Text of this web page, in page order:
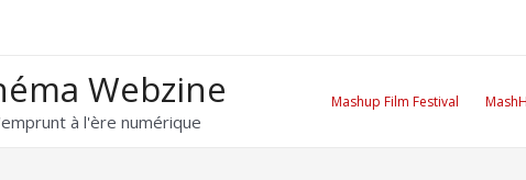
Webzine
à l'ère numérique
Mashup Film Festival